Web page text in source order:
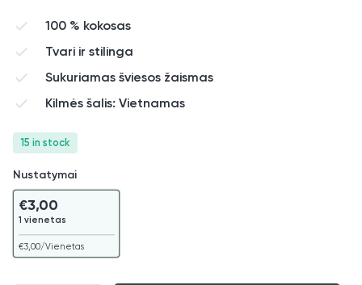
100 % kokosas
Tvari ir stilinga
Sukuriamas šviesos žaismas
Kilmės šalis: Vietnamas
15 in stock
Nustatymai
€3,00
1 vienetas
€3,00/Vienetas